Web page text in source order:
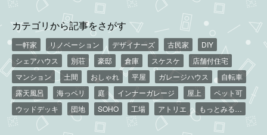
カテゴリから記事をさがす
一軒家 リノベーション デザイナーズ 古民家
DIY
シェアハウス
別荘 豪邸 倉庫 スケスケ
店舗付住宅
マンション
土間 おしゃれ 平屋 ガレージハウス
自転車
露天風呂
海っペリ 庭 インナーガレージ 屋上
ペット可
ウッドデッキ
団地 SOHO 工場 アトリエ もっとみる…